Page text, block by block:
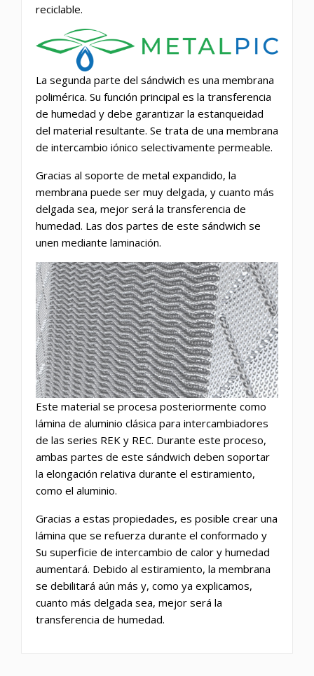
reciclable.
La segunda parte del sándwich es una membrana
polimérica. Su función principal es la transferencia
de humedad y debe garantizar la estanqueidad
del material resultante. Se trata de una membrana
de intercambio iónico selectivamente permeable.
Gracias al soporte de metal expandido, la
membrana puede ser muy delgada, y cuanto más
delgada sea, mejor será la transferencia de
humedad. Las dos partes de este sándwich se
unen mediante laminación.
Este material se procesa posteriormente como
lámina de aluminio clásica para intercambiadores
de las series REK y REC. Durante este proceso,
ambas partes de este sándwich deben soportar
la elongación relativa durante el estiramiento,
como el aluminio.
Gracias a estas propiedades, es posible crear una
lámina que se refuerza durante el conformado y
Su superficie de intercambio de calor y humedad
aumentará. Debido al estiramiento, la membrana
se debilitará aún más y, como ya explicamos,
cuanto más delgada sea, mejor será la
transferencia de humedad.